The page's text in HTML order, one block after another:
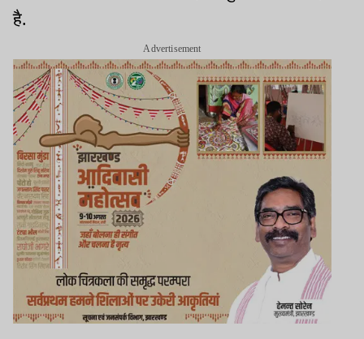
है.
Advertisement